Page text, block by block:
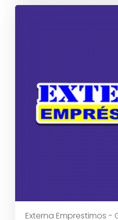
Externa Emprestimos -